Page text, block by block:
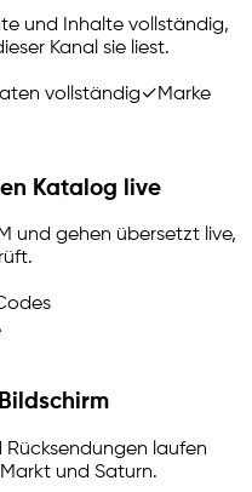
und Inhalte vollständig,
Kanal sie liest.
vollständig✓Marke
Katalog live
und gehen übersetzt live,
laufen
und Saturn.